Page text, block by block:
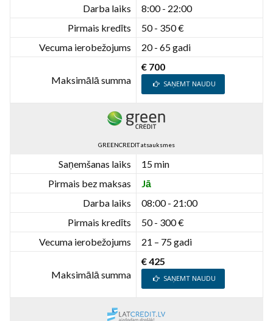
Darba laiks
8:00 - 22:00
Pirmais kredīts
50 - 350 €
Vecuma ierobežojums
20 - 65 gadi
Maksimālā summa
€ 700
SAŅEMT NAUDU
GREENCREDIT atsauksmes
Saņemšanas laiks
15 min
Pirmais bez maksas
Jā
Darba laiks
08:00 - 21:00
Pirmais kredīts
50 - 300 €
Vecuma ierobežojums
21 – 75 gadi
Maksimālā summa
€ 425
SAŅEMT NAUDU